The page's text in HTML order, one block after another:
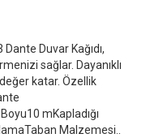
Duvar Kağıdı,
sağlar. Dayanıklı
katar. Özellik
mKapladığı
Malzemesi..